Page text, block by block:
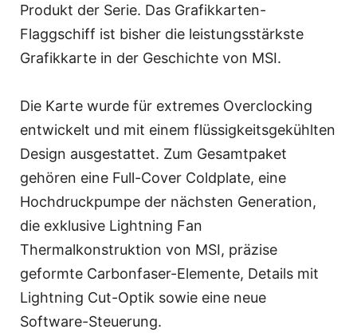
Produkt der Serie. Das Grafikkarten-
Flaggschiff ist bisher die leistungsstärkste
Grafikkarte in der Geschichte von MSI.
Die Karte wurde für extremes Overclocking
entwickelt und mit einem flüssigkeitsgekühlten
Design ausgestattet. Zum Gesamtpaket
gehören eine Full-Cover Coldplate, eine
Hochdruckpumpe der nächsten Generation,
die exklusive Lightning Fan
Thermalkonstruktion von MSI, präzise
geformte Carbonfaser-Elemente, Details mit
Lightning Cut-Optik sowie eine neue
Software-Steuerung.